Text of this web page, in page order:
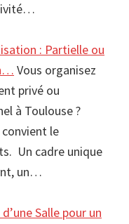
: Partielle ou
Vous organisez
privé ou
à Toulouse ?
le
Un cadre unique
un…
Salle pour un